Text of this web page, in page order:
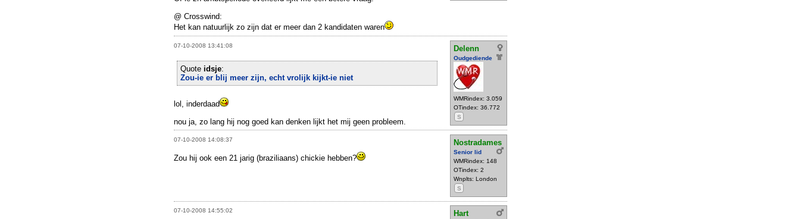
@ Crosswind:
Het kan natuurlijk zo zijn dat er meer dan 2 kandidaten waren
07-10-2008 13:41:08 Delenn
Oudgediende
WMRindex: 3.059
OTindex: 36.772
S
Quote idsje:
Zou-ie er blij meer zijn, echt vrolijk kijkt-ie niet
lol, inderdaad
nou ja, zo lang hij nog goed kan denken lijkt het mij geen probleem.
07-10-2008 14:08:37 Nostradames
Senior lid
WMRindex: 148
OTindex: 2
Wnplts: London
S
Zou hij ook een 21 jarig (braziliaans) chickie hebben?
07-10-2008 14:55:02 Hart